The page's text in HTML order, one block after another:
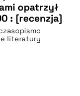
opatrzył
: [recenzja]
literatury